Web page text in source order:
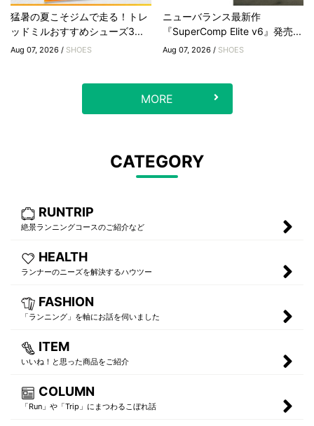
猛暑の夏こそジムで走る！トレ
ッドミルおすすめシューズ3...
Aug 07, 2026 / SHOES
ニューバランス最新作
『SuperComp Elite v6』発売...
Aug 07, 2026 / SHOES
MORE
CATEGORY
RUNTRIP
絶景ランニングコースのご紹介など
HEALTH
ランナーのニーズを解決するハウツー
FASHION
「ランニング」を軸にお話を伺いました
ITEM
いいね！と思った商品をご紹介
COLUMN
「Run」や「Trip」にまつわるこぼれ話